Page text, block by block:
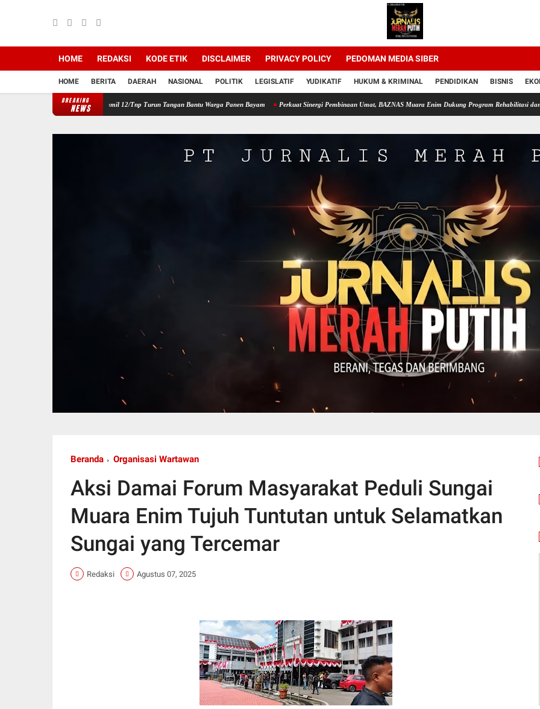
HOME REDAKSI KODE ETIK DISCLAIMER PRIVACY POLICY PEDOMAN MEDIA SIBER
HOME BERITA DAERAH NASIONAL POLITIK LEGISLATIF YUDIKATIF HUKUM & KRIMINAL PENDIDIKAN BISNIS
BREAKING
NEWS
Wilayah, Babinsa Koramil 12/Tnp Turun Tangan Bantu Warga Panen Bayam Perkuat Sinergi Pembinaan Umat, BAZNAS Muara Enim Dukung Program Rehabilitasi dan
Beranda Organisasi Wartawan
Aksi Damai Forum Masyarakat Peduli Sungai
Muara Enim Tujuh Tuntutan untuk Selamatkan
Sungai yang Tercemar
Redaksi Agustus 07, 2025